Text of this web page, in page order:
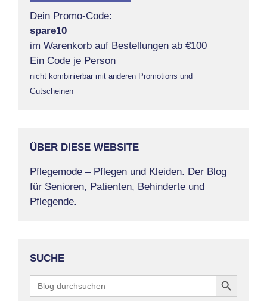
Dein Promo-Code:
spare10
im Warenkorb auf Bestellungen ab €100
Ein Code je Person
nicht kombinierbar mit anderen Promotions und
Gutscheinen
ÜBER DIESE WEBSITE
Pflegemode – Pflegen und Kleiden. Der Blog
für Senioren, Patienten, Behinderte und
Pflegende.
SUCHE
Search
for:
Search Button